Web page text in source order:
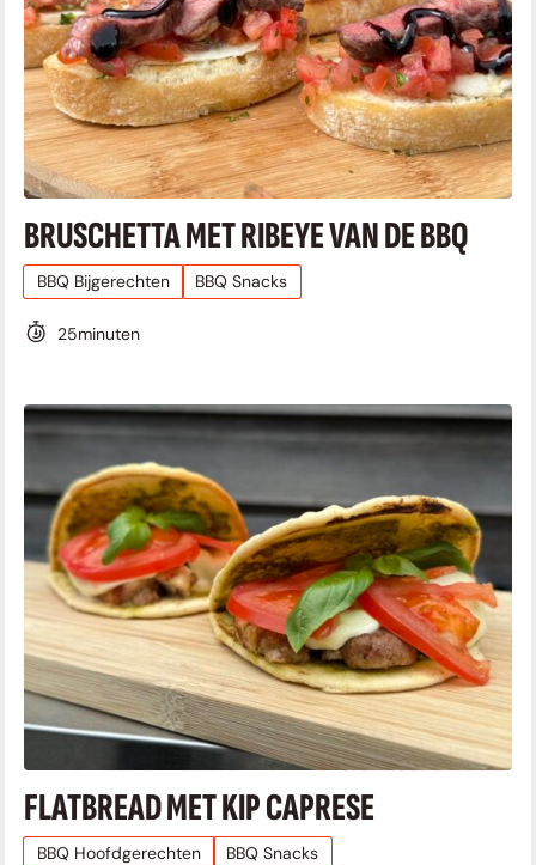
BRUSCHETTA MET RIBEYE VAN DE BBQ
BBQ Bijgerechten BBQ Snacks
25minuten
FLATBREAD MET KIP CAPRESE
BBQ Hoofdgerechten BBQ Snacks